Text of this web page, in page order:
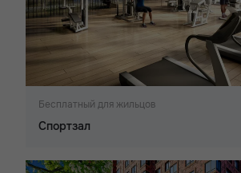
Бесплатный для жильцов
Спортзал